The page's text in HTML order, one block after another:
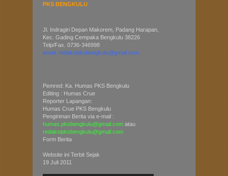
PKS BENGKULU
Jl. Indragiri Depan Makorem, Padang Harapan,
Kec. Gading Cempaka Bengkulu 38226
Telp/Fax. 0736-346998
email: redaksipksbengkulu@gmail.com
Pemred: Ka. Humas PKS Bengkulu
Editing : Humas Crue
Reporter Lapangan:
Humas Crue PKS Bengkulu
Pengiriman Berita via e-mail :
humas.pksbengkulu@gmail.com atau
redaksipksbengkulu@gmail.com
Form Berita
Website ini Terbit Sejak
19 Juli 2011